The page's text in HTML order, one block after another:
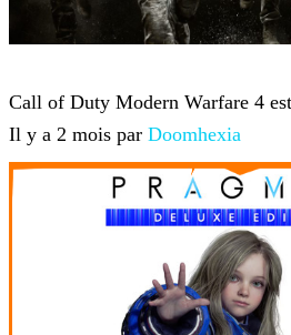
Call of Duty Modern Warfare 4
Il y a 2 mois par Doomhexia